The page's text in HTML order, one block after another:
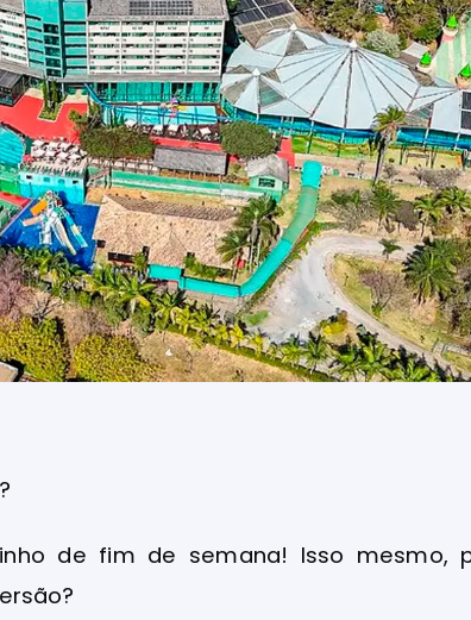
de fim de semana! Isso mesmo,